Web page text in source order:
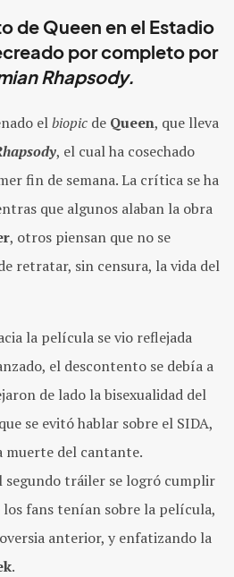
de Queen en el Estadio
por completo por
Rhapsody.
elbiopic de Queen, que lleva
, el cual ha cosechado
fin de semana. La crítica se ha
que algunos alaban la obra
, otros piensan que no se
retratar, sin censura, la vida del
la película se vio reflejada
el descontento se debía a
de lado la bisexualidad del
se evitó hablar sobre el SIDA,
muerte del cantante.
tráiler se logró cumplir
los fans tenían sobre la película,
anterior, y enfatizando la
.